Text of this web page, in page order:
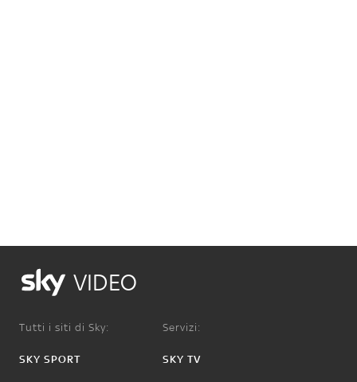
VIDEO
Tutti i siti di Sky:
SKY SPORT
Servizi:
SKY TV